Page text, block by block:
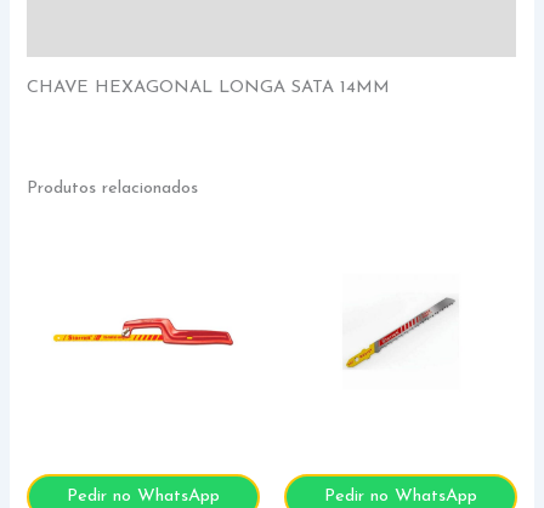
CHAVE HEXAGONAL LONGA SATA 14MM
Produtos relacionados
Pedir no WhatsApp Pedir no WhatsApp